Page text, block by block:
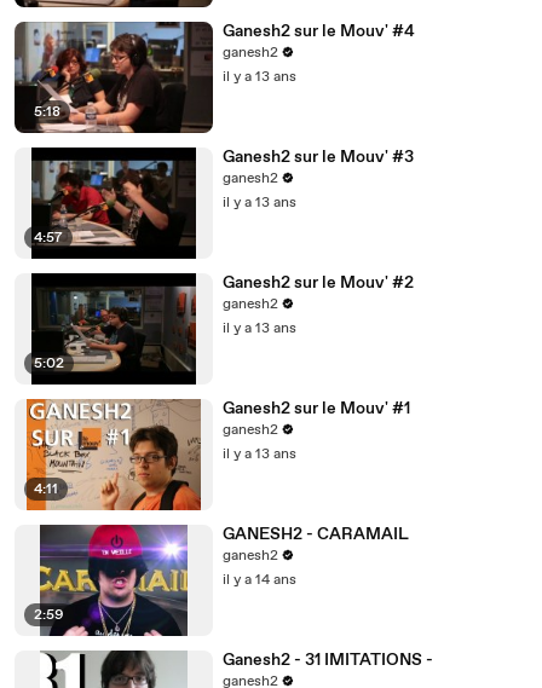
5:18
Ganesh2 sur le Mouv' #4
ganesh2
il y a 13 ans
4:57
Ganesh2 sur le Mouv' #3
ganesh2
il y a 13 ans
5:02
Ganesh2 sur le Mouv' #2
ganesh2
il y a 13 ans
4:11
Ganesh2 sur le Mouv' #1
ganesh2
il y a 13 ans
2:59
GANESH2 - CARAMAIL
ganesh2
il y a 14 ans
Ganesh2 - 31 IMITATIONS -
ganesh2